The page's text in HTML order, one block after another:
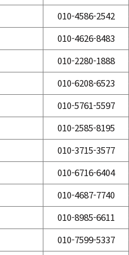
010-4586-2542
010-4626-8483
010-2280-1888
010-6208-6523
010-5761-5597
010-2585-8195
010-3715-3577
010-6716-6404
010-4687-7740
010-8985-6611
010-7599-5337